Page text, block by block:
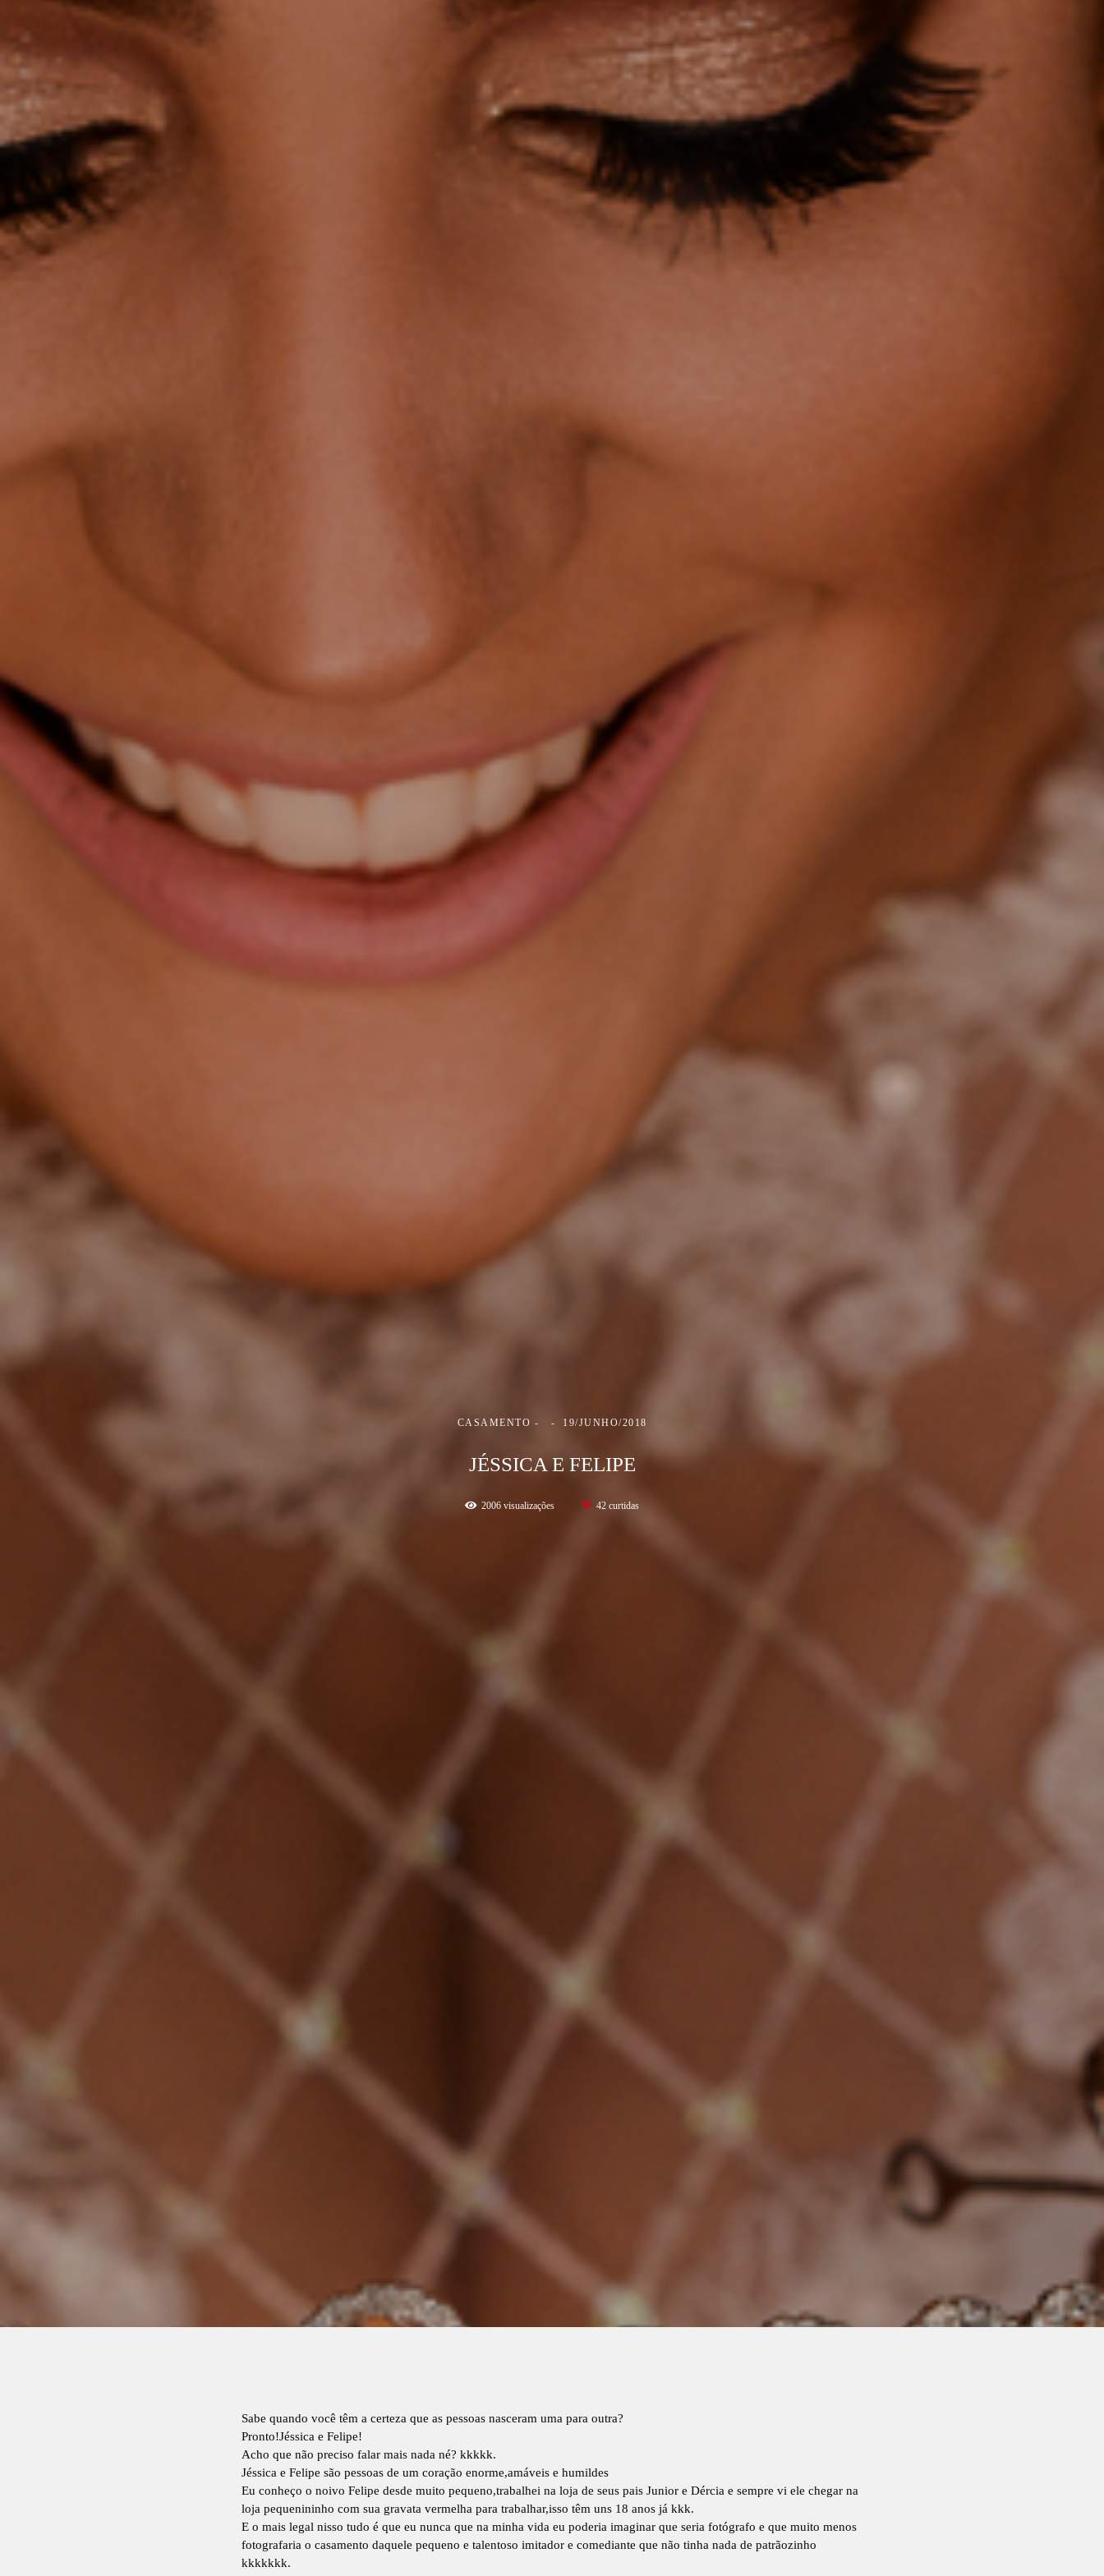
CASAMENTO 19/JUNHO/2018
JÉSSICA E FELIPE
2006 visualizações 42 curtidas
Sabe quando você têm a certeza que as pessoas nasceram uma para outra?
Pronto!Jéssica e Felipe!
Acho que não preciso falar mais nada né? kkkkk.
Jéssica e Felipe são pessoas de um coração enorme,amáveis e humildes
Eu conheço o noivo Felipe desde muito pequeno,trabalhei na loja de seus pais Junior e Dércia e sempre vi ele chegar na
loja pequenininho com sua gravata vermelha para trabalhar,isso têm uns 18 anos já kkk.
E o mais legal nisso tudo é que eu nunca que na minha vida eu poderia imaginar que seria fotógrafo e que muito menos
fotografaria o casamento daquele pequeno e talentoso imitador e comediante que não tinha nada de patrãozinho
kkkkkkk.